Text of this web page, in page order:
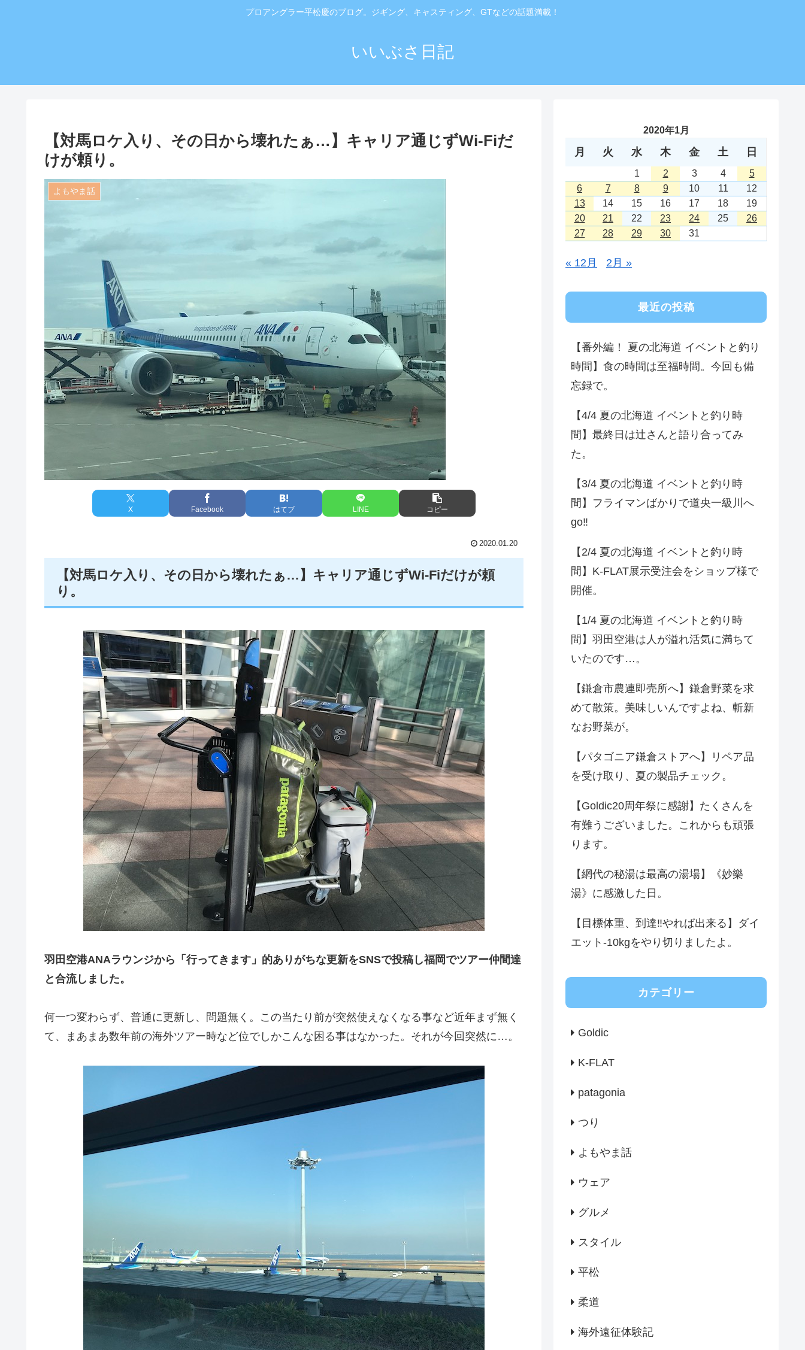
プロアングラー平松慶のブログ。ジギング、キャスティング、GTなどの話題満載！
いいぶさ日記
【対馬ロケ入り、その日から壊れたぁ…】キャリア通じずWi-Fiだ
けが頼り。
よもやま話
X Facebook はてブ LINE コピー
2020.01.20
【対馬ロケ入り、その日から壊れたぁ…】キャリア通じずWi-Fiだけが頼
り。
羽田空港ANAラウンジから「行ってきます」的ありがちな更新をSNSで投稿し福岡でツアー仲間達
と合流しました。
何一つ変わらず、普通に更新し、問題無く。この当たり前が突然使えなくなる事など近年まず無く
て、まあまあ数年前の海外ツアー時など位でしかこんな困る事はなかった。それが今回突然に…。
2020年1月
月 火 水 木 金 土 日
1 2 3 4
5
6
7 8 9 10 11
12
13
14 15 16 17 18
19
20
21 22 23 24 25
26
27
28 29 30 31
« 12月 2月 »
最近の投稿
【番外編！ 夏の北海道 イベントと釣り
時間】食の時間は至福時間。今回も備
忘録で。
【4/4 夏の北海道 イベントと釣り時
間】最終日は辻さんと語り合ってみ
た。
【3/4 夏の北海道 イベントと釣り時
間】フライマンばかりで道央一級川へ
go‼️
【2/4 夏の北海道 イベントと釣り時
間】K-FLAT展示受注会をショップ様で
開催。
【1/4 夏の北海道 イベントと釣り時
間】羽田空港は人が溢れ活気に満ちて
いたのです…。
【鎌倉市農連即売所へ】鎌倉野菜を求
めて散策。美味しいんですよね、斬新
なお野菜が。
【パタゴニア鎌倉ストアへ】リペア品
を受け取り、夏の製品チェック。
【Goldic20周年祭に感謝】たくさんを
有難うございました。これからも頑張
ります。
【網代の秘湯は最高の湯場】《妙樂
湯》に感激した日。
【目標体重、到達‼️やれば出来る】ダイ
エット-10kgをやり切りましたよ。
カテゴリー
Goldic
K-FLAT
patagonia
つり
よもやま話
ウェア
グルメ
スタイル
平松
柔道
海外遠征体験記